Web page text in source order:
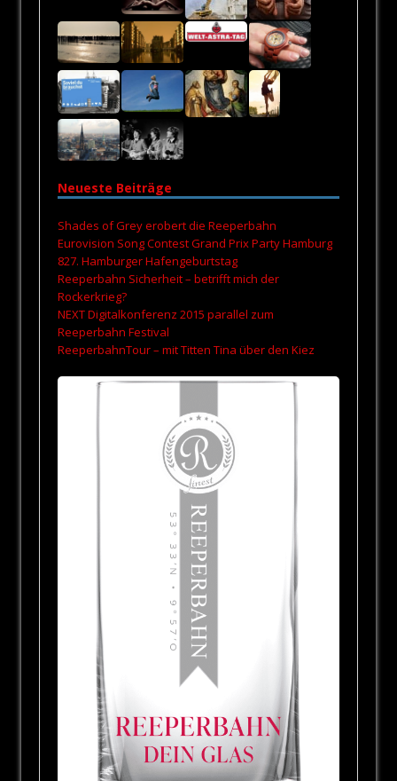
Neueste Beiträge
Shades of Grey erobert die Reeperbahn
Eurovision Song Contest Grand Prix Party Hamburg
827. Hamburger Hafengeburtstag
Reeperbahn Sicherheit – betrifft mich der
Rockerkrieg?
NEXT Digitalkonferenz 2015 parallel zum
Reeperbahn Festival
ReeperbahnTour – mit Titten Tina über den Kiez